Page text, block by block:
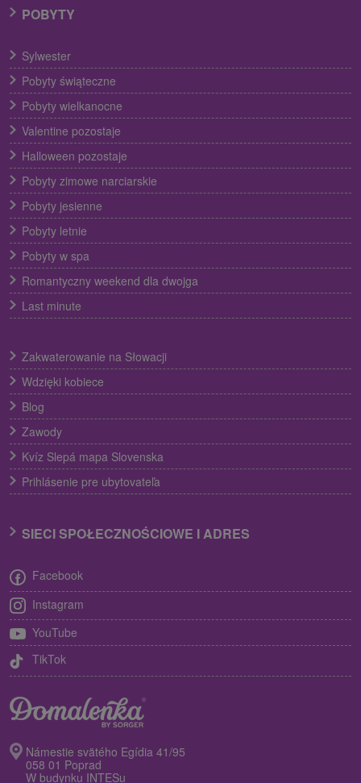
POBYTY
Sylwester
Pobyty świąteczne
Pobyty wielkanocne
Valentine pozostaje
Halloween pozostaje
Pobyty zimowe narciarskie
Pobyty jesienne
Pobyty letnie
Pobyty w spa
Romantyczny weekend dla dwojga
Last minute
Zakwaterowanie na Słowacji
Wdzięki kobiece
Blog
Zawody
Kvíz Slepá mapa Slovenska
Prihlásenie pre ubytovateľa
SIECI SPOŁECZNOŚCIOWE I ADRES
Facebook
Instagram
YouTube
TikTok
Námestie svätého Egídia 41/95
058 01 Poprad
W budynku INTESu